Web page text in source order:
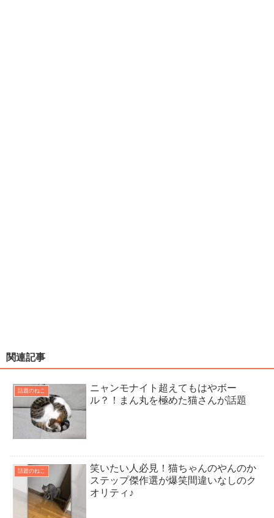
関連記事
話題のねこ
ニャンモナイト超えてもはやボー
ル？！まん丸を極めた猫さんが話題
話題のねこ
笑いたい人必見！猫ちゃんのやんのか
ステップ傑作選が爆笑間違いなしのク
オリティ♪